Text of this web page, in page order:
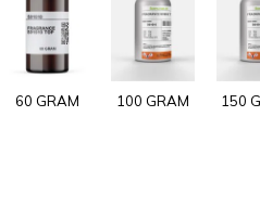
60 GRAM 100 GRAM 150